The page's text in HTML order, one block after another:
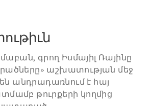
գրող Իսմայիլ Ռայինը
աշխատության մեջ
անդրադառնում է հայ
թուրքերի կողմից